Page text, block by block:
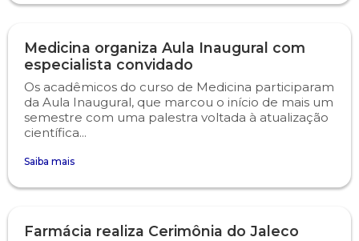
Medicina organiza Aula Inaugural com
especialista convidado
Os acadêmicos do curso de Medicina participaram
da Aula Inaugural, que marcou o início de mais um
semestre com uma palestra voltada à atualização
científica...
Saiba mais
Farmácia realiza Cerimônia do Jaleco